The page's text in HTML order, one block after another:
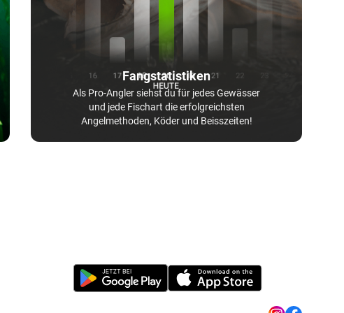
Fangstatistiken
Als Pro-Angler siehst du für jedes Gewässer
und jede Fischart die erfolgreichsten
Angelmethoden, Köder und Beisszeiten!